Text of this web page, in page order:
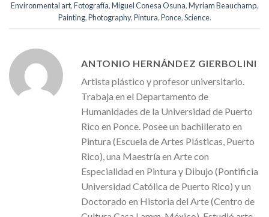
Environmental art,Fotografía,Miguel Conesa Osuna,Myriam Beauchamp,
Painting,Photography,Pintura,Ponce,Science.
ANTONIO HERNÁNDEZ GIERBOLINI
Artista plástico y profesor universitario.
Trabaja en el Departamento de
Humanidades de la Universidad de Puerto
Rico en Ponce. Posee un bachillerato en
Pintura (Escuela de Artes Plásticas, Puerto
Rico), una Maestría en Arte con
Especialidad en Pintura y Dibujo (Pontificia
Universidad Católica de Puerto Rico) y un
Doctorado en Historia del Arte (Centro de